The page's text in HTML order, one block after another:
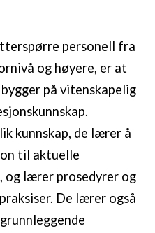
personell fra
og høyere, er at
på vitenskapelig
kunnskap, de lærer å
til aktuelle
og lærer prosedyrer og
De lærer også